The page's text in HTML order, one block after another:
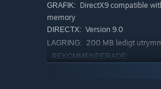
Expand your knowledge by
Wood, 1 Stone and 1
GRAFIK: DirectX9 compatible
memory
DIRECTX: Version 9.0
LAGRING: 200 MB ledigt
REKOMMENDERADE: